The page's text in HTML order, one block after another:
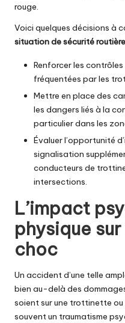
rouge.
Voici quelques décisions à
situation de sécurité routière
Renforcer les
fréquentées par les
Mettre en place des
les dangers liés à la
particulier dans les
Évaluer l’opportunité
signalisation
conducteurs de
intersections.
L’impact
physique
choc
Un accident d’une telle
bien au-delà des
soient sur une trottinette ou
souvent un traumatisme